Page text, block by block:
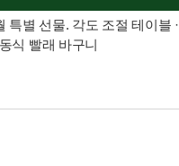
특별 선물. 각도 조절 테이블 ·
식 빨래 바구니